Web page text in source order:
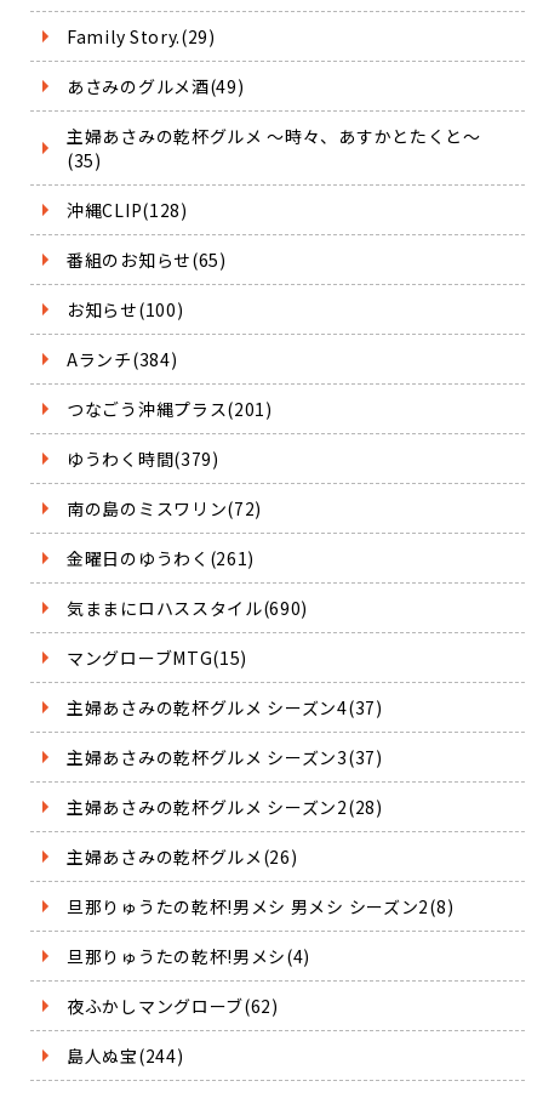
Family Story.(29)
あさみのグルメ酒(49)
主婦あさみの乾杯グルメ ～時々、あすかとたくと～
(35)
沖縄CLIP(128)
番組のお知らせ(65)
お知らせ(100)
Aランチ(384)
つなごう沖縄プラス(201)
ゆうわく時間(379)
南の島のミスワリン(72)
金曜日のゆうわく(261)
気ままにロハススタイル(690)
マングローブMTG(15)
主婦あさみの乾杯グルメ シーズン4(37)
主婦あさみの乾杯グルメ シーズン3(37)
主婦あさみの乾杯グルメ シーズン2(28)
主婦あさみの乾杯グルメ(26)
旦那りゅうたの乾杯!男メシ 男メシ シーズン2(8)
旦那りゅうたの乾杯!男メシ(4)
夜ふかしマングローブ(62)
島人ぬ宝(244)